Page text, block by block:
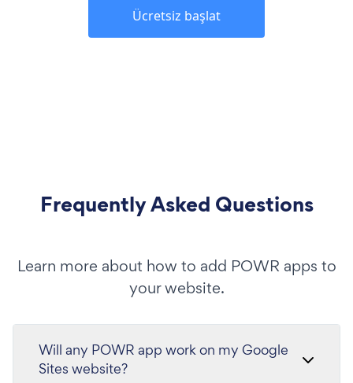
Ücretsiz başlat
Frequently Asked Questions
Learn more about how to add POWR apps to
your website.
Will any POWR app work on my Google
Sites website?